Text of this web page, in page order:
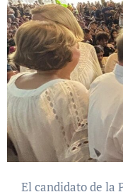
El candidato de la Plataforma Unitaria